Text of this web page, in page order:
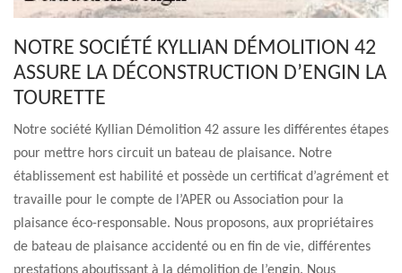
NOTRE SOCIÉTÉ KYLLIAN DÉMOLITION 42
ASSURE LA DÉCONSTRUCTION D’ENGIN LA
TOURETTE
Notre société Kyllian Démolition 42 assure les différentes étapes
pour mettre hors circuit un bateau de plaisance. Notre
établissement est habilité et possède un certificat d’agrément et
travaille pour le compte de l’APER ou Association pour la
plaisance éco-responsable. Nous proposons, aux propriétaires
de bateau de plaisance accidenté ou en fin de vie, différentes